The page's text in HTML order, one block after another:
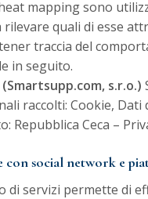
mapping sono
rilevare quali di esse
traccia del
in seguito.
s.r.o.)
raccolti: Cookie,
Repubblica Ceca –
con social network e
di servizi permette di